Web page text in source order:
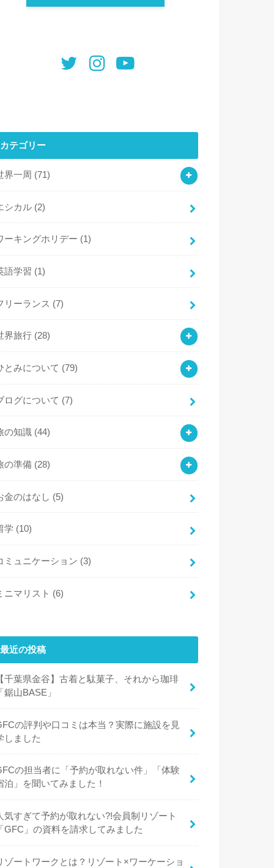
カテゴリー
界一周 (71)
シカル (2)
ーキングホリデー (1)
語学習 (1)
リーランス (7)
界旅行 (28)
とみについて (79)
ログについて (7)
の知識 (44)
の準備 (28)
金のはなし (5)
学 (10)
ミュニケーション (3)
ニマリスト (6)
最近の投稿
【千葉県金谷】古着と駄菓子、それから珈琲
「鋸山BASE」
の評判や口コミは本当？実際に施設を見
しました
の担当者に「予約が取れない件」「体験
泊」を聞いてみました！
気すぎて予約が取れない?!会員制リゾート
「GFC」の資料を請求してみました
ゾートワークとは？リゾート×ワーケーショ